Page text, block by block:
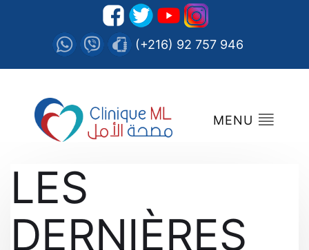
(+216) 92 757 946
MENU
LES
DERNIÈRES